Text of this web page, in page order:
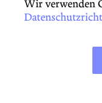
deutsche Zunge
Auch wenn die
gegessen werden,
Wir verwenden